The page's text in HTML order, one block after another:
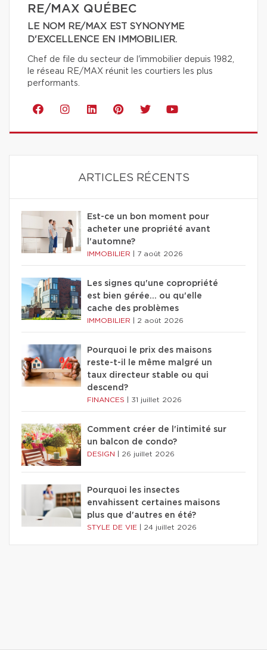
RE/MAX QUÉBEC
LE NOM RE/MAX EST SYNONYME
D'EXCELLENCE EN IMMOBILIER.
Chef de file du secteur de l'immobilier depuis 1982,
le réseau RE/MAX réunit les courtiers les plus
performants.
ARTICLES RÉCENTS
Est-ce un bon moment pour
acheter une propriété avant
l'automne?
IMMOBILIER 7 août 2026
Les signes qu'une copropriété
est bien gérée… ou qu'elle
cache des problèmes
IMMOBILIER 2 août 2026
Pourquoi le prix des maisons
reste-t-il le même malgré un
taux directeur stable ou qui
descend?
FINANCES 31 juillet 2026
Comment créer de l'intimité sur
un balcon de condo?
DESIGN 26 juillet 2026
Pourquoi les insectes
envahissent certaines maisons
plus que d'autres en été?
STYLE DE VIE 24 juillet 2026